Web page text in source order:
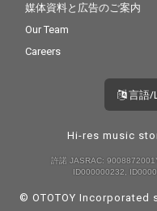
＝Human”な感覚をビ
ジュアル面でも鮮やか
媒体資料と広告のご案内
Our Team
Careers
言語/
Hi-res music
許諾 JASRAC:
ID000000232,
© OTOTOY Incorporated